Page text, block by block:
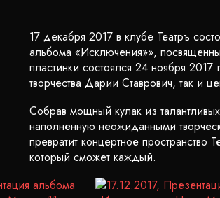
17 декабря 2017 в клубе Театръ
альбома «Исключения»»,
пластинки состоялся 24 ноября
творчества Дарии Ставрович, так и
Собрав мощный кулак из
наполненную неожиданными
превратит концертное пространство
который сможет каждый.